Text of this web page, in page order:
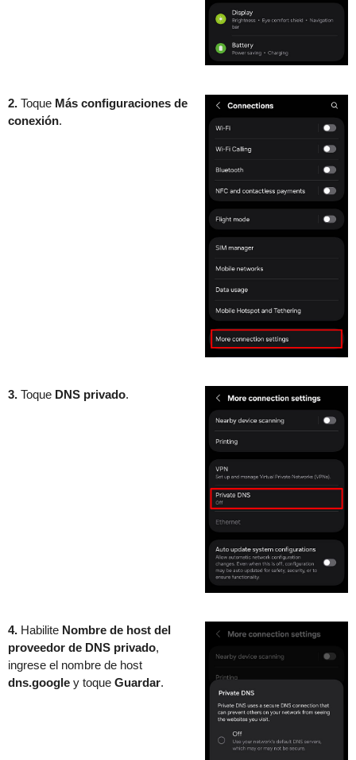
2. Toque Más configuraciones de
conexión.
3. Toque DNS privado.
4. Habilite Nombre de host del
proveedor de DNS privado,
ingrese el nombre de host
dns.google y toque Guardar.